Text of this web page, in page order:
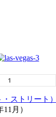
ストリート）
月）